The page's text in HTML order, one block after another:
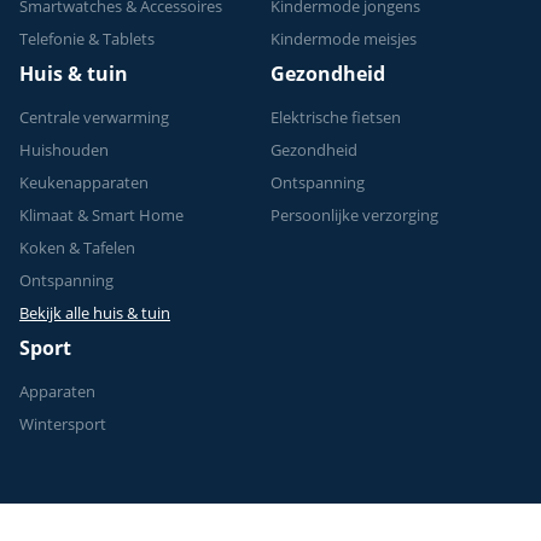
Smartwatches & Accessoires
Telefonie & Tablets
Kindermode jongens
Kindermode meisjes
Huis & tuin
Centrale verwarming
Huishouden
Keukenapparaten
Klimaat & Smart Home
Koken & Tafelen
Ontspanning
Bekijk alle huis & tuin
Gezondheid
Elektrische fietsen
Gezondheid
Ontspanning
Persoonlijke verzorging
Sport
Apparaten
Wintersport